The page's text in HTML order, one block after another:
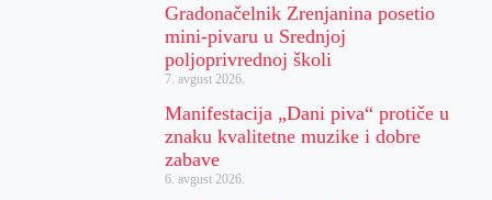
Gradonačelnik Zrenjanina posetio
mini-pivaru u Srednjoj
poljoprivrednoj školi
7. avgust 2026.
Manifestacija „Dani piva“ protiče u
znaku kvalitetne muzike i dobre
zabave
6. avgust 2026.